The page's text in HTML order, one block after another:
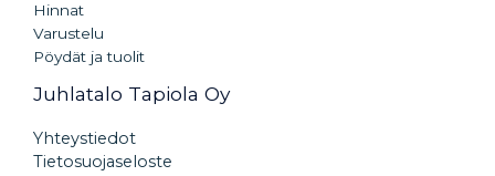
Hinnat
Varustelu
Pöydät ja tuolit
Juhlatalo Tapiola Oy
Yhteystiedot
Tietosuojaseloste